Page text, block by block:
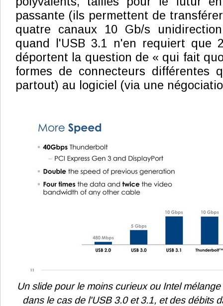
passante (ils permettent de
quatre canaux 10 Gb/s
quand l'USB 3.1 n'en requiert que
déportent la question de « qui fait
formes de connecteurs différentes
partout) au logiciel (via une
Un slide pour le moins curieux ou Intel
dans le cas de l'USB 3.0 et 3.1, et des débits